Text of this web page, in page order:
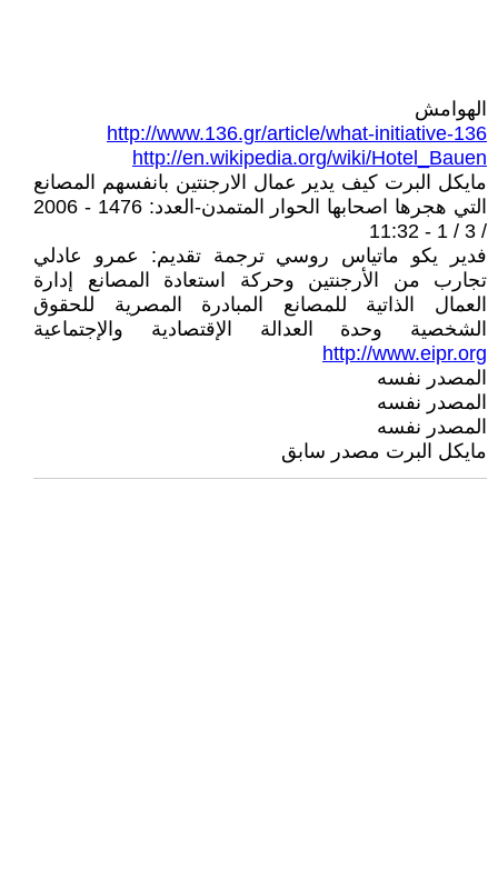
الهوامش
http://www.136.gr/article/what-initiative-136
http://en.wikipedia.org/wiki/Hotel_Bauen
مايكل البرت كيف يدير عمال الارجنتين بانفسهم المصانع
التي هجرها اصحابها الحوار المتمدن-العدد: 1476 - 2006
/ 3 / 1 - 11:32
فدير يكو ماتياس روسي ترجمة تقديم: عمرو عادلي
تجارب من الأرجنتين وحركة استعادة المصانع إدارة
العمال الذاتية للمصانع المبادرة المصرية للحقوق
الشخصية وحدة العدالة الإقتصادية والإجتماعية
http://www.eipr.org
المصدر نفسه
المصدر نفسه
المصدر نفسه
مايكل البرت مصدر سابق